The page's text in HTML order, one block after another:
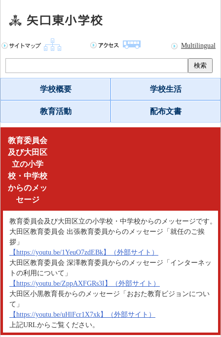
Multilingual
検索
学校概要 学校生活
教育活動 配布文書
矢
口
小
学
教育委員会
及び大田区
立の小学
校・中学校
からのメッ
セージ
教育委員会及び大田区立の小学校・中学校からのメッセージです。
大田区教育委員会 出張教育委員からのメッセージ「就任のご挨
拶」
【https://youtu.be/1YeuO7zdEBk】（外部サイト）
大田区教育委員会 深澤教育委員からのメッセージ「インターネッ
トの利用について」
【https://youtu.be/ZppAXFGRs3I】（外部サイト）
大田区小黒教育長からのメッセージ「おおた教育ビジョンについ
て」
【https://youtu.be/uHlFcr1X7xk】（外部サイト）
上記URLからご覧ください。